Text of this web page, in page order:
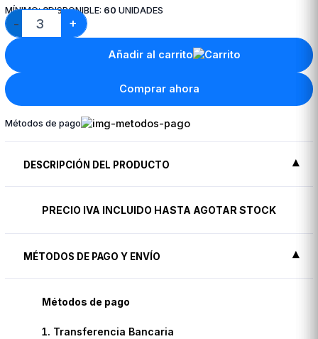
MÍNIMO:3DISPONIBLE: 60 UNIDADES
− +
Añadir al carrito
Comprar ahora
Métodos de pago
DESCRIPCIÓN DEL PRODUCTO
PRECIO IVA INCLUIDO HASTA AGOTAR STOCK
MÉTODOS DE PAGO Y ENVÍO
Métodos de pago
Transferencia Bancaria